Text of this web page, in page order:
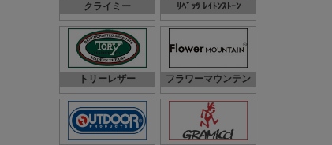
クライミー ﾘﾍﾞｯﾂ ﾚｲﾄﾝｽﾄｰﾝ
トリーレザー フラワーマウンテン